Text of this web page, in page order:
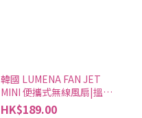
韓國 LUMENA FAN JET
MINI 便攜式無線風扇|搵好
西
HK$189.00